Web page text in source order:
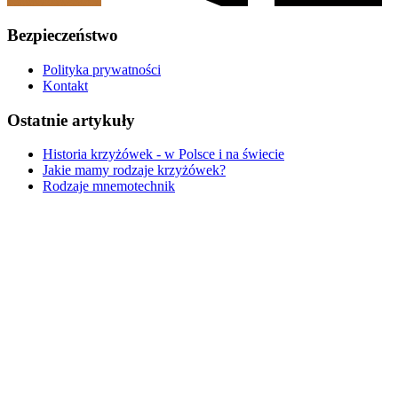
Bezpieczeństwo
Polityka prywatności
Kontakt
Ostatnie artykuły
Historia krzyżówek - w Polsce i na świecie
Jakie mamy rodzaje krzyżówek?
Rodzaje mnemotechnik